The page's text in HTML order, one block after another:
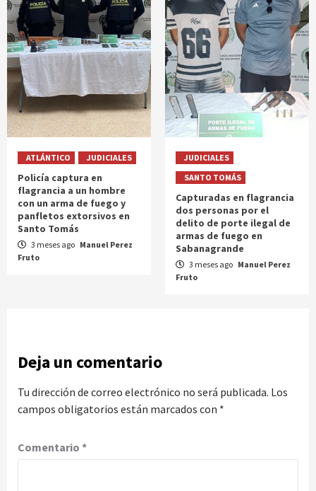
ATLÁNTICO JUDICIALES
Policía captura en
flagrancia a un hombre
con un arma de fuego y
panfletos extorsivos en
Santo Tomás
3 meses ago Manuel Perez
Fruto
JUDICIALES
SANTO TOMÁS
Capturadas en flagrancia
dos personas por el
delito de porte ilegal de
armas de fuego en
Sabanagrande
3 meses ago Manuel Perez
Fruto
Deja un comentario
Tu dirección de correo electrónico no será publicada. Los
campos obligatorios están marcados con *
Comentario *